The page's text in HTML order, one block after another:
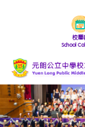
校曆
School